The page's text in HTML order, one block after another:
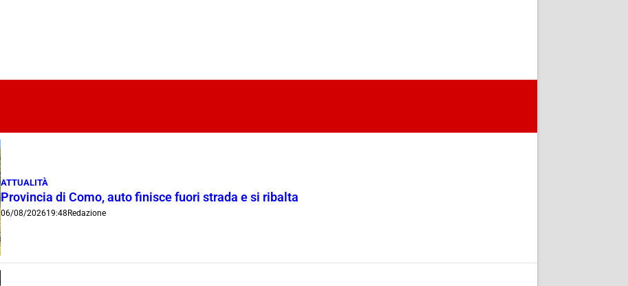
ATTUALITÀ
Provincia di Como, auto finisce fuori strada e si ribalta
06/08/202619:48 Redazione